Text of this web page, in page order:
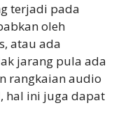
terjadi pada
oleh
atau ada
jarang pula ada
rangkaian audio
hal ini juga dapat